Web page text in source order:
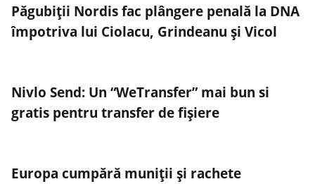
Păgubiții Nordis fac plângere penală la DNA
împotriva lui Ciolacu, Grindeanu și Vicol
Nivlo Send: Un “WeTransfer” mai bun si
gratis pentru transfer de fișiere
Europa cumpără muniții și rachete